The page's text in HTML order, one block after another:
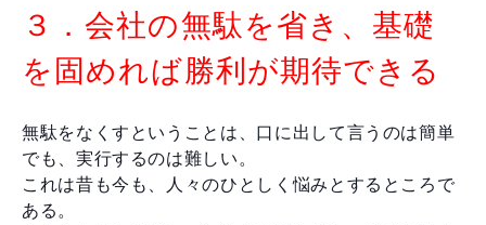
３．会社の無駄を省き、基礎
を固めれば勝利が期待できる
無駄をなくすということは、口に出して言うのは簡単
でも、実行するのは難しい。
これは昔も今も、人々のひとしく悩みとするところで
ある。